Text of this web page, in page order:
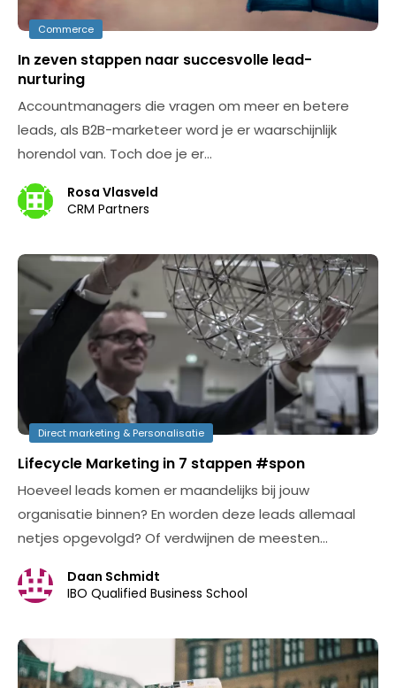
Commerce
In zeven stappen naar succesvolle lead-
nurturing
Accountmanagers die vragen om meer en betere
leads, als B2B-marketeer word je er waarschijnlijk
horendol van. Toch doe je er…
Rosa Vlasveld
CRM Partners
Direct marketing & Personalisatie
Lifecycle Marketing in 7 stappen #spon
Hoeveel leads komen er maandelijks bij jouw
organisatie binnen? En worden deze leads allemaal
netjes opgevolgd? Of verdwijnen de meesten…
Daan Schmidt
IBO Qualified Business School